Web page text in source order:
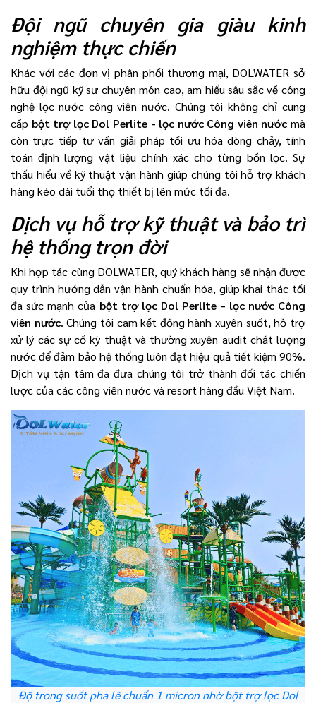
Đội ngũ chuyên gia giàu kinh
nghiệm thực chiến
Khác với các đơn vị phân phối thương mại, DOLWATER sở
hữu đội ngũ kỹ sư chuyên môn cao, am hiểu sâu sắc về công
nghệ lọc nước công viên nước. Chúng tôi không chỉ cung
cấp bột trợ lọc Dol Perlite - lọc nước Công viên nước mà
còn trực tiếp tư vấn giải pháp tối ưu hóa dòng chảy, tính
toán định lượng vật liệu chính xác cho từng bồn lọc. Sự
thấu hiểu về kỹ thuật vận hành giúp chúng tôi hỗ trợ khách
hàng kéo dài tuổi thọ thiết bị lên mức tối đa.
Dịch vụ hỗ trợ kỹ thuật và bảo trì
hệ thống trọn đời
Khi hợp tác cùng DOLWATER, quý khách hàng sẽ nhận được
quy trình hướng dẫn vận hành chuẩn hóa, giúp khai thác tối
đa sức mạnh của bột trợ lọc Dol Perlite - lọc nước Công
viên nước. Chúng tôi cam kết đồng hành xuyên suốt, hỗ trợ
xử lý các sự cố kỹ thuật và thường xuyên audit chất lượng
nước để đảm bảo hệ thống luôn đạt hiệu quả tiết kiệm 90%.
Dịch vụ tận tâm đã đưa chúng tôi trở thành đối tác chiến
lược của các công viên nước và resort hàng đầu Việt Nam.
Độ trong suốt pha lê chuẩn 1 micron nhờ bột trợ lọc Dol